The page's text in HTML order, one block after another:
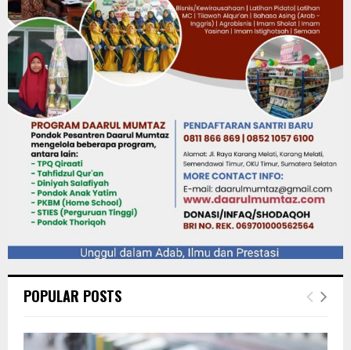
POPULAR POSTS